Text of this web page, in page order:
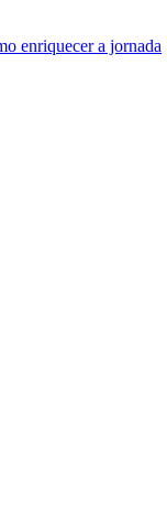
enriquecer a jornada